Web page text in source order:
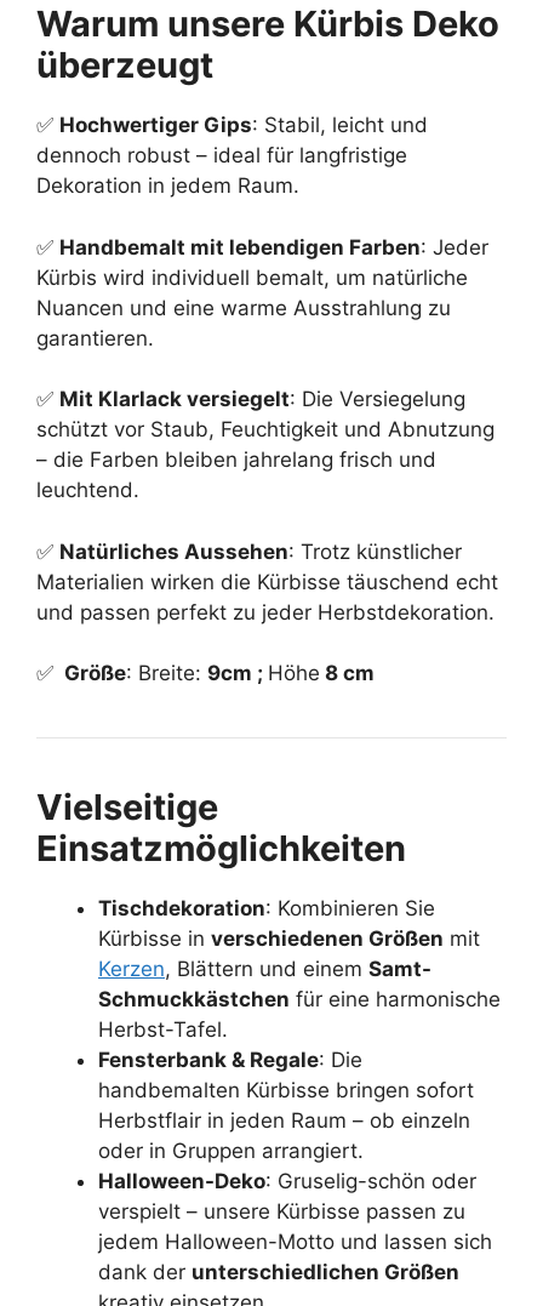
Warum unsere Kürbis Deko
überzeugt
✅ Hochwertiger Gips: Stabil, leicht und
dennoch robust – ideal für langfristige
Dekoration in jedem Raum.
✅ Handbemalt mit lebendigen Farben: Jeder
Kürbis wird individuell bemalt, um natürliche
Nuancen und eine warme Ausstrahlung zu
garantieren.
✅ Mit Klarlack versiegelt: Die Versiegelung
schützt vor Staub, Feuchtigkeit und Abnutzung
– die Farben bleiben jahrelang frisch und
leuchtend.
✅ Natürliches Aussehen: Trotz künstlicher
Materialien wirken die Kürbisse täuschend echt
und passen perfekt zu jeder Herbstdekoration.
✅ Größe: Breite: 9cm ; Höhe 8 cm
Vielseitige
Einsatzmöglichkeiten
Tischdekoration: Kombinieren Sie
Kürbisse in verschiedenen Größen mit
Kerzen, Blättern und einem Samt-
Schmuckkästchen für eine harmonische
Herbst-Tafel.
Fensterbank & Regale: Die
handbemalten Kürbisse bringen sofort
Herbstflair in jeden Raum – ob einzeln
oder in Gruppen arrangiert.
Halloween-Deko: Gruselig-schön oder
verspielt – unsere Kürbisse passen zu
jedem Halloween-Motto und lassen sich
dank der unterschiedlichen Größen